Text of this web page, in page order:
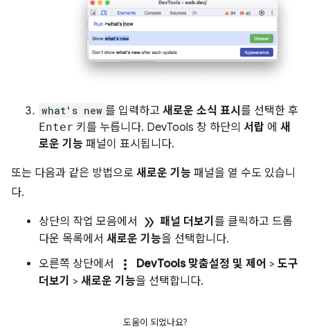
what's new 를 입력하고 새로운 소식 표시 를 선택한 후
Enter 키를 누릅니다. DevTools 창 하단의 서랍 에 새
로운 기능 패널이 표시됩니다.
또는 다음과 같은 방법으로 새로운 기능 패널을 열 수도 있습니
다.
상단의 작업 모음에서 double_arrow 패널 더보기 를 클릭하고 드롭
다운 목록에서 새로운 기능을 선택합니다.
오른쪽 상단에서
more_vert DevTools 맞춤설정 및 제어 > 도구
더보기 > 새로운 기능을 선택합니다.
도움이 되었나요?